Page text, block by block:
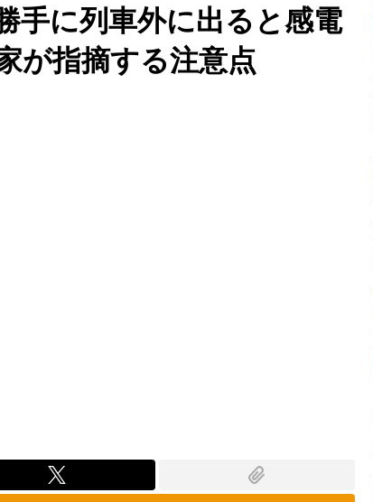
手に列車外に出ると感電
が指摘する注意点